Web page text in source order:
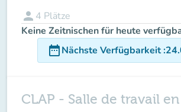
person 4 Plätze
Keine Zeitnischen für heute
date_rangeNächste Verfügbarkeit:
CLAP - Salle de travail